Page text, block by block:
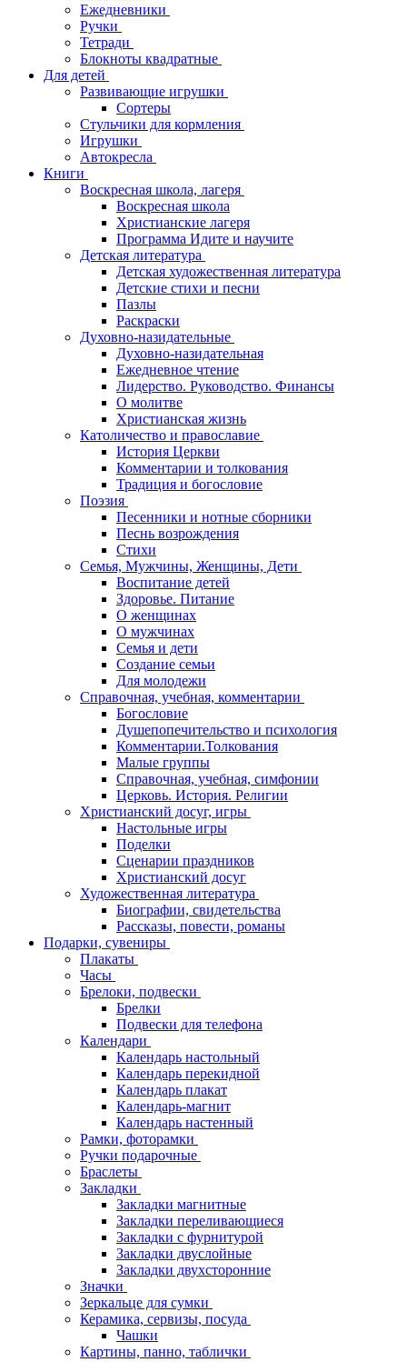
Ежедневники
Ручки
Тетради
Блокноты квадратные
Для детей
Развивающие игрушки
Сортеры
Стульчики для кормления
Игрушки
Автокресла
Книги
Воскресная школа, лагеря
Воскресная школа
Христианские лагеря
Программа Идите и научите
Детская литература
Детская художественная литература
Детские стихи и песни
Пазлы
Раскраски
Духовно-назидательные
Духовно-назидательная
Ежедневное чтение
Лидерство. Руководство. Финансы
О молитве
Христианская жизнь
Католичество и православие
История Церкви
Комментарии и толкования
Традиция и богословие
Поэзия
Песенники и нотные сборники
Песнь возрождения
Стихи
Семья, Мужчины, Женщины, Дети
Воспитание детей
Здоровье. Питание
О женщинах
О мужчинах
Семья и дети
Создание семьи
Для молодежи
Справочная, учебная, комментарии
Богословие
Душепопечительство и психология
Комментарии.Толкования
Малые группы
Справочная, учебная, симфонии
Церковь. История. Религии
Христианский досуг, игры
Настольные игры
Поделки
Сценарии праздников
Христианский досуг
Художественная литература
Биографии, свидетельства
Рассказы, повести, романы
Подарки, сувениры
Плакаты
Часы
Брелоки, подвески
Брелки
Подвески для телефона
Календари
Календарь настольный
Календарь перекидной
Календарь плакат
Календарь-магнит
Календарь настенный
Рамки, фоторамки
Ручки подарочные
Браслеты
Закладки
Закладки магнитные
Закладки переливающиеся
Закладки с фурнитурой
Закладки двуслойные
Закладки двухсторонние
Значки
Зеркальце для сумки
Керамика, сервизы, посуда
Чашки
Картины, панно, таблички